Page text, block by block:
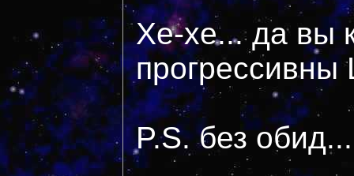
Хе-хе... да вы
прогрессивны
P.S. без обид...